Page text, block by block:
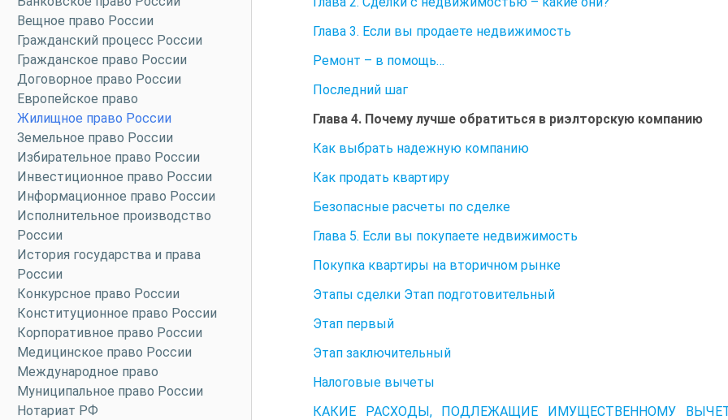
Вещное право России
Гражданский процесс России
Гражданское право России
Договорное право России
Европейское право
Жилищное право России
Земельное право России
Избирательное право России
Инвестиционное право России
Информационное право России
Исполнительное производство
России
История государства и права
России
Конкурсное право России
Конституционное право России
Корпоративное право России
Медицинское право России
Международное право
Муниципальное право России
Нотариат РФ
Глава 3. Если вы продаете недвижимость
Ремонт – в помощь…
Последний шаг
Глава 4. Почему лучше обратиться в риэлторскую компанию
Как выбрать надежную компанию
Как продать квартиру
Безопасные расчеты по сделке
Глава 5. Если вы покупаете недвижимость
Покупка квартиры на вторичном рынке
Этапы сделки Этап подготовительный
Этап первый
Этап заключительный
Налоговые вычеты
КАКИЕ РАСХОДЫ, ПОДЛЕЖАЩИЕ ИМУЩЕСТВЕННОМУ